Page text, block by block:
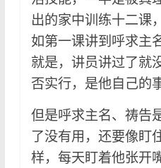
出的家中训练十二课
如第一课讲到呼求主
就是，讲员讲过了就
否实行，是他自己的
但是呼求主名、祷告
了没有用，还要像盯
样，每天盯着他张开